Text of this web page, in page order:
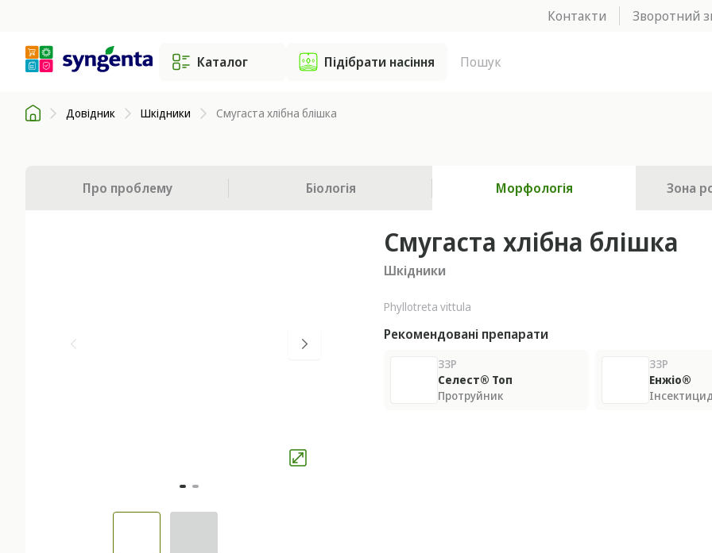
Контакти Зворотний
Каталог Підібрати насіння
Довідник Шкідники Смугаста хлібна блішка
Про проблему Біологія Морфологія Зона
Смугаста хлібна блішка
Шкідники
Phyllotreta vittula
Рекомендовані препарати
ЗЗР
Селест® Топ
Протруйник
ЗЗР
Енжіо®